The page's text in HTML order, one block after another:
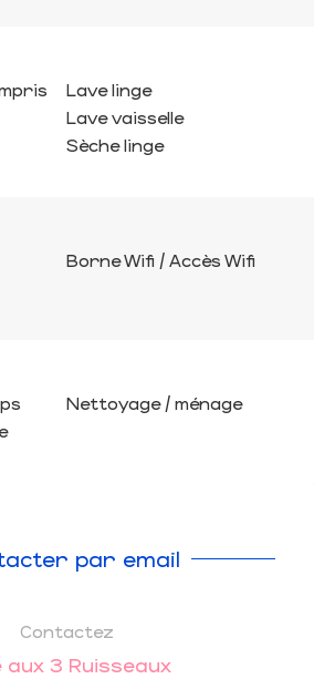
Lave linge
Lave vaisselle
Sèche linge
Borne Wifi / Accès Wifi
Nettoyage / ménage
par email
Contactez
aux 3 Ruisseaux